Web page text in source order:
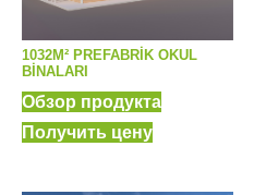
1032M² PREFABRİK OKUL
BINALARI
Обзор продукта
Получить цену